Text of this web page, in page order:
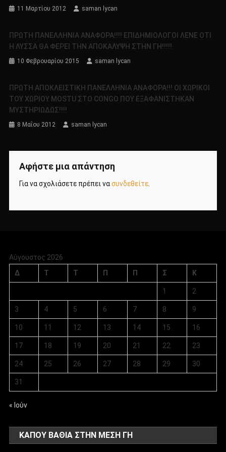
11 Μαρτίου 2012 saman lycan
ΠΡΩΤΗ ΠΑΝΕΛΛΗΝΙΑ ΑΝΑΦΟΡΑ!!!! ΕΠΙΔΗΜΙΟΛΟΓΟΙ ΛΕΝΕ ΟΤΙ
Η ΛΥΣΣΑ ΘΑ ΦΕΡΕΙ ΤΗΝ ΑΠΟΚΑΛΥΨΗ ΣΤΗΝ ΓΗ!!!!!
10 Φεβρουαρίου 2015 saman lycan
ΠΡΩΤΗ ΑΠΟΚΛΕΙΣΤΙΚΗ ΠΑΝΕΛΛΗΝΙΑ ΑΝΑΦΟΡΑ!!! ΟΙ ΧΩΡΙΚΟΙ
ΤΟΥ ΧΩΡΙΟΥ MOSTU ΣΤΟ CONGO ΠΟΥ ΕΞΑΦΑΝΙΣΤΗΚΑΝ
ΜΥΣΤΗΡΙΩΔΩΣ!!!!
8 Μαΐου 2012 saman lycan
Αφήστε μια απάντηση
Για να σχολιάσετε πρέπει νασυνδεθείτε.
Αύγουστος 2026
Δ
Τ Τ Π Π Σ Κ
1 2
3 4 5 6 7 8 9
10 11 12 13 14 15 16
17 18 19 20 21 22 23
24 25 26 27 28 29 30
31
« Ιούν
ΚΑΠΟΥ ΒΑΘΙΑ ΣΤΗΝ ΜΕΣΗ ΓΗ